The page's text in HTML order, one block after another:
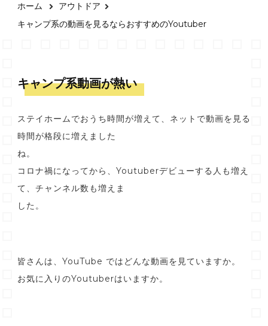
ホーム
アウトドア
キャンプ系の動画を見るならおすすめのYoutuber
キャンプ系動画が熱い
ステイホームでおうち時間が増えて、ネットで動画を見る
時間が格段に増えました
ね。
コロナ禍になってから、Youtuberデビューする人も増え
て、チャンネル数も増えま
した。
皆さんは、YouTube ではどんな動画を見ていますか。
お気に入りのYoutuberはいますか。